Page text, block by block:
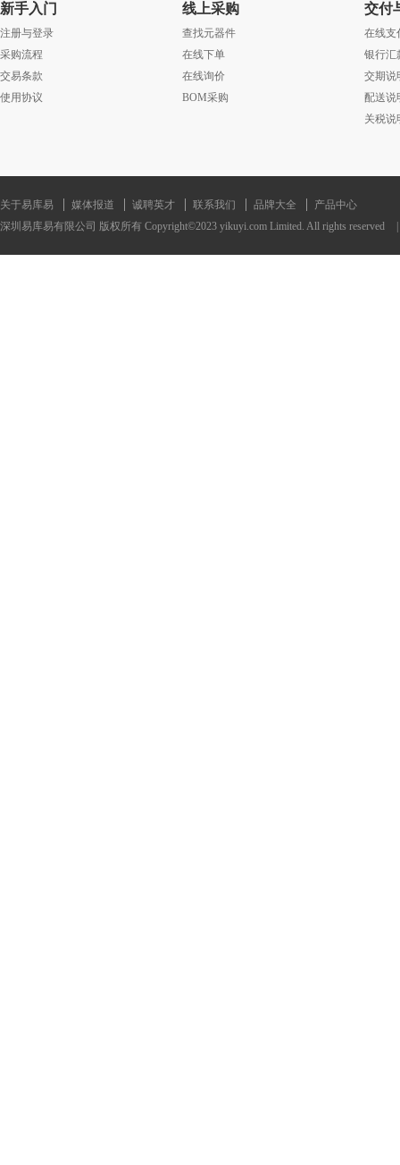
新手入门
注册与登录
采购流程
交易条款
使用协议
线上采购
查找元器件
在线下单
在线询价
BOM采购
交付
在线支
银行汇
交期说
配送说
关税说
关于易库易 媒体报道 诚聘英才 联系我们 品牌大全
产品中心
深圳易库易有限公司 版权所有 Copyright©2023 yikuyi.com Limited. All rights reserved